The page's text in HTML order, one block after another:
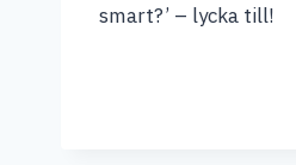
smart?’ – lycka till!